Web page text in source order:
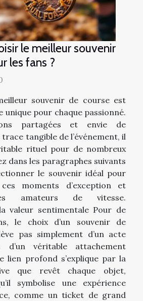
le meilleur souvenir
les fans ?
souvenir de course est
unique pour chaque passionné.
partagées et envie de
tangible de l’événement, il
rituel pour de nombreux
dans les paragraphes suivants
le souvenir idéal pour
moments d’exception et
amateurs de vitesse.
valeur sentimentale Pour de
le choix d’un souvenir de
pas simplement d’un acte
d’un véritable attachement
lien profond s’explique par la
que revêt chaque objet,
symbolise une expérience
comme un ticket de grand